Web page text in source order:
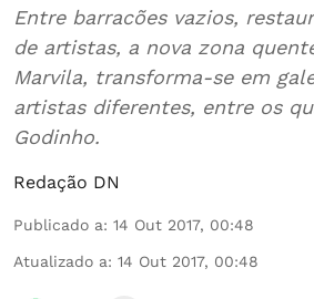
Entre barracões vazios,
de artistas, a nova zona
Marvila, transforma-se em
artistas diferentes, entre os
Godinho.
Redação DN
Publicado a: 14 Out 2017, 00:48
Atualizado a: 14 Out 2017, 00:48